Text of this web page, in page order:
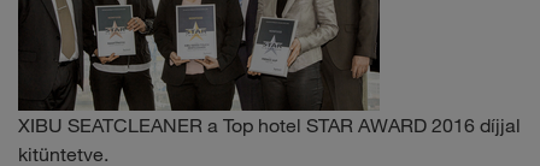
XIBU SEATCLEANER a Top hotel STAR AWARD 2016 díjjal
kitüntetve.